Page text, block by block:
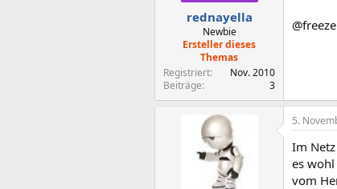
rednayella
Newbie
Ersteller dieses
Themas
Registriert
Nov. 2010
Beiträge
3
5.
Im
es
vom